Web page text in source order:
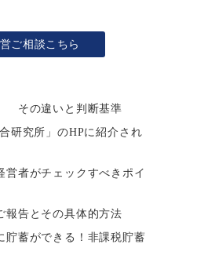
ご相談こちら
その違いと判断基準
研究所」のHPに紹介され
者がチェックすべきポイ
報告とその具体的方法
貯蓄ができる！非課税貯蓄